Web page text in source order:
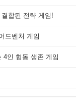
합된 전략 게임!
드벤처 게임
4인 협동 생존 게임